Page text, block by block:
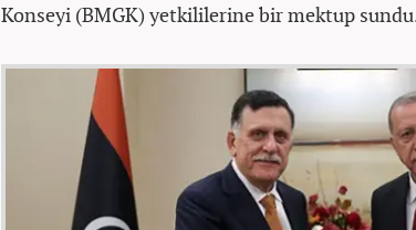
Konseyi (BMGK) yetkililerine bir mektup